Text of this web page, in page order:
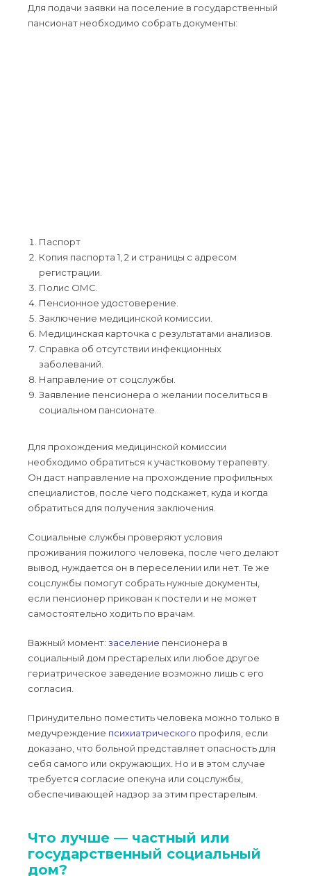
Для подачи заявки на поселение в государственный
пансионат необходимо собрать документы:
Паспорт
Копия паспорта 1, 2 и страницы с адресом
регистрации.
Полис ОМС.
Пенсионное удостоверение.
Заключение медицинской комиссии.
Медицинская карточка с результатами анализов.
Справка об отсутствии инфекционных
заболеваний.
Направление от соцслужбы.
Заявление пенсионера о желании поселиться в
социальном пансионате.
Для прохождения медицинской комиссии
необходимо обратиться к участковому терапевту.
Он даст направление на прохождение профильных
специалистов, после чего подскажет, куда и когда
обратиться для получения заключения.
Социальные службы проверяют условия
проживания пожилого человека, после чего делают
вывод, нуждается он в переселении или нет. Те же
соцслужбы помогут собрать нужные документы,
если пенсионер прикован к постели и не может
самостоятельно ходить по врачам.
Важный момент: заселение пенсионера в
социальный дом престарелых или любое другое
гериатрическое заведение возможно лишь с его
согласия.
Принудительно поместить человека можно только в
медучреждение психиатрического профиля, если
доказано, что больной представляет опасность для
себя самого или окружающих. Но и в этом случае
требуется согласие опекуна или соцслужбы,
обеспечивающей надзор за этим престарелым.
Что лучше — частный или
государственный социальный
дом?